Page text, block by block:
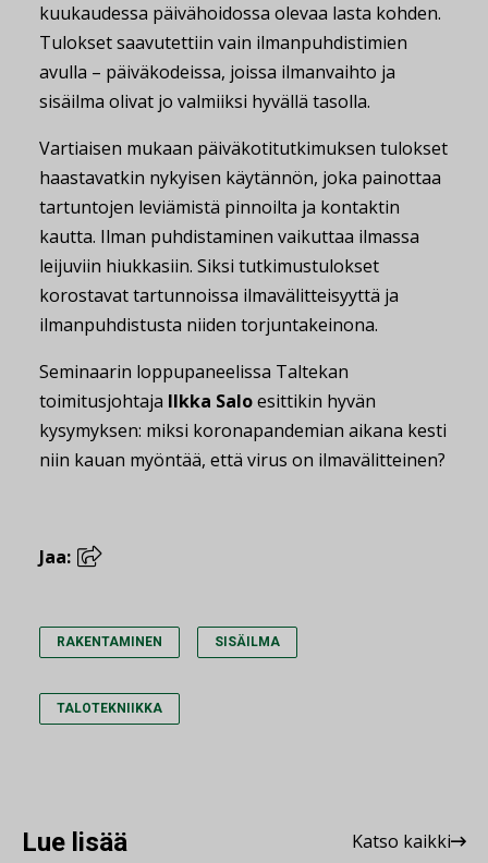
kuukaudessa päivähoidossa olevaa lasta kohden.
Tulokset saavutettiin vain ilmanpuhdistimien
avulla – päiväkodeissa, joissa ilmanvaihto ja
sisäilma olivat jo valmiiksi hyvällä tasolla.
Vartiaisen mukaan päiväkotitutkimuksen tulokset
haastavatkin nykyisen käytännön, joka painottaa
tartuntojen leviämistä pinnoilta ja kontaktin
kautta. Ilman puhdistaminen vaikuttaa ilmassa
leijuviin hiukkasiin. Siksi tutkimustulokset
korostavat tartunnoissa ilmavälitteisyyttä ja
ilmanpuhdistusta niiden torjuntakeinona.
Seminaarin loppupaneelissa Taltekan
toimitusjohtaja Ilkka Saloesittikin hyvän
kysymyksen: miksi koronapandemian aikana kesti
niin kauan myöntää, että virus on ilmavälitteinen?
Jaa:
RAKENTAMINEN SISÄILMA
TALOTEKNIIKKA
Lue lisää Katso kaikki